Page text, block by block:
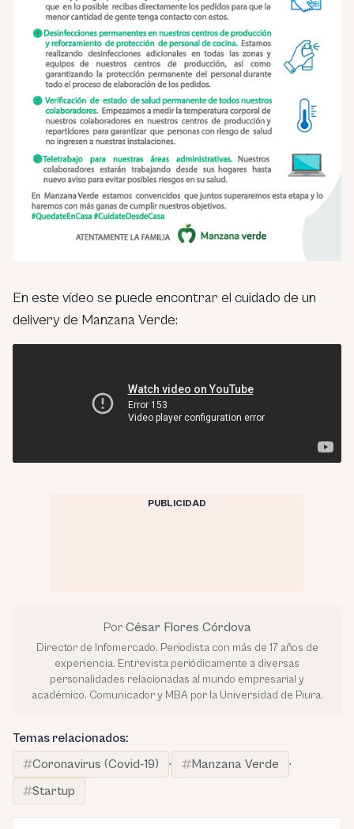
En este vídeo se puede encontrar el cuidado de un
delivery de Manzana Verde:
PUBLICIDAD
Por César Flores Córdova
Director de Infomercado. Periodista con más de 17 años de
experiencia. Entrevista periódicamente a diversas
personalidades relacionadas al mundo empresarial y
académico. Comunicador y MBA por la Universidad de Piura.
Temas relacionados:
Coronavirus (Covid-19)
· Manzana Verde
·
Startup